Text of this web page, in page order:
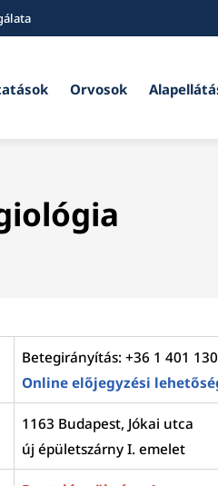
Orvosok
Betegirányítás: +36 1 401
Online előjegyzési
1163 Budapest, Jókai utca
új épületszárny I. emelet